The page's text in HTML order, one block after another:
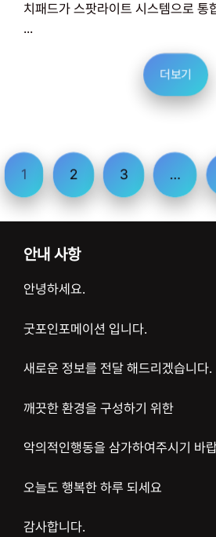
치패드가 스팟라이트 시스템으로 통
...
더보기
1 2 3 …
안내 사항
안녕하세요.
굿포인포메이션 입니다.
새로운 정보를 전달 해드리겠습니다.
깨끗한 환경을 구성하기 위한
악의적인행동을 삼가하여주시기 바
오늘도 행복한 하루 되세요
감사합니다.